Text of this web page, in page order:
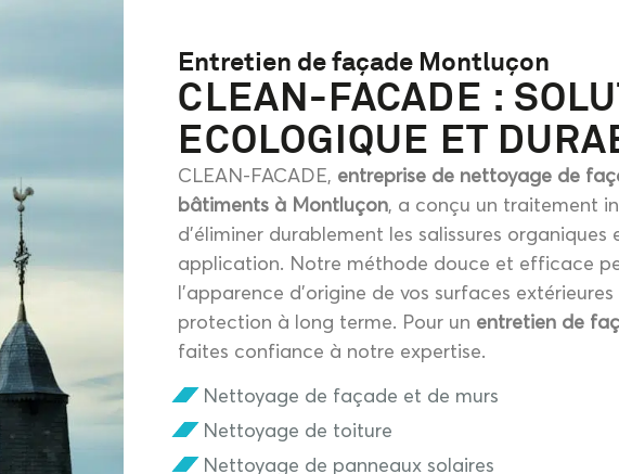
Entretien de façade Montluçon
CLEAN-FACADE :
ECOLOGIQUE ET
CLEAN-FACADE, entreprise de nettoyage de
bâtiments à Montluçon, a conçu un traitement
d’éliminer durablement les salissures organiques
application. Notre méthode douce et efficace
l’apparence d’origine de vos surfaces
protection à long terme. Pour un entretien de
faites confiance à notre expertise.
Nettoyage de façade et de murs
Nettoyage de toiture
Nettoyage de panneaux solaires